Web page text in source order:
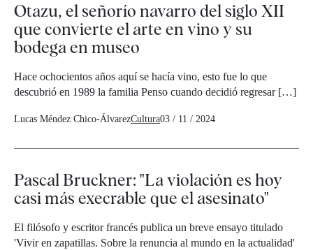
Otazu, el señorío navarro del siglo XII
que convierte el arte en vino y su
bodega en museo
Hace ochocientos años aquí se hacía vino, esto fue lo que
descubrió en 1989 la familia Penso cuando decidió regresar […]
Lucas Méndez Chico-ÁlvarezCultura03 / 11 / 2024
Pascal Bruckner: "La violación es hoy
casi más execrable que el asesinato"
El filósofo y escritor francés publica un breve ensayo titulado
'Vivir en zapatillas. Sobre la renuncia al mundo en la actualidad'